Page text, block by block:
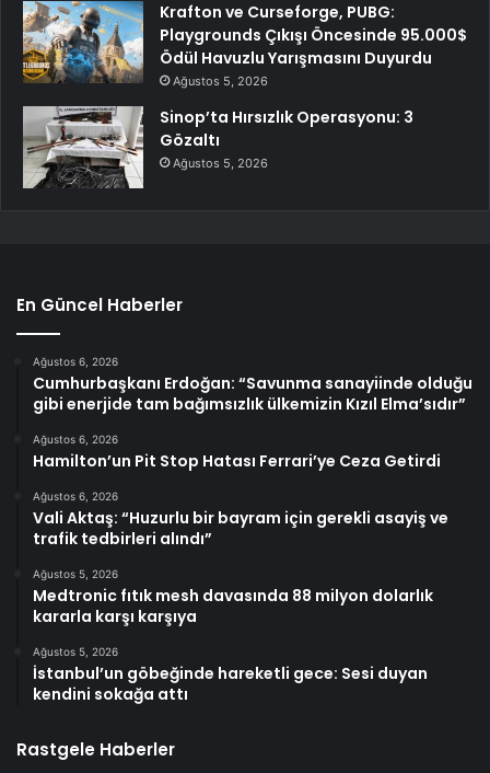
Krafton ve Curseforge, PUBG:
Playgrounds Çıkışı Öncesinde 95.000$
Ödül Havuzlu Yarışmasını Duyurdu
Ağustos 5, 2026
Sinop’ta Hırsızlık Operasyonu: 3
Gözaltı
Ağustos 5, 2026
En Güncel Haberler
Ağustos 6, 2026
Cumhurbaşkanı Erdoğan: “Savunma sanayiinde olduğu
gibi enerjide tam bağımsızlık ülkemizin Kızıl Elma’sıdır”
Ağustos 6, 2026
Hamilton’un Pit Stop Hatası Ferrari’ye Ceza Getirdi
Ağustos 6, 2026
Vali Aktaş: “Huzurlu bir bayram için gerekli asayiş ve
trafik tedbirleri alındı”
Ağustos 5, 2026
Medtronic fıtık mesh davasında 88 milyon dolarlık
kararla karşı karşıya
Ağustos 5, 2026
İstanbul’un göbeğinde hareketli gece: Sesi duyan
kendini sokağa attı
Rastgele Haberler